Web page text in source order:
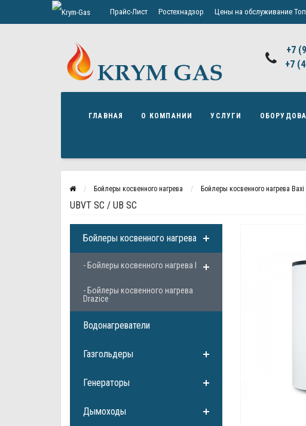
Прайс-Лист Ростехнадзор Цены на обслуживание
+7
+7
ГЛАВНАЯ О КОМПАНИИ УСЛУГИ
Бойлеры косвенного нагрева Бойлеры косвенного нагрева Baxi
UBVT SC / UB SC
Бойлеры косвенного нагрева
- Бойлеры косвенного нагрева Baxi
- Бойлеры косвенного нагрева
Drazice
Водонагреватели
Газгольдеры
Генераторы
Дымоходы